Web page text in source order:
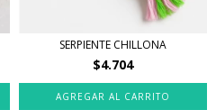
SERPIENTE CHILLONA
$4.704